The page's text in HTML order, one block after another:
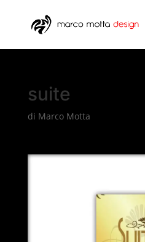
suite
di Marco Motta